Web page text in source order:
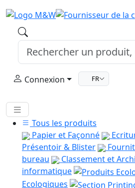
Connexion FR
Tous les produits
Papier et Façonné
Présentoir & Blister
bureau
Classement et
informatique
Ecologiques